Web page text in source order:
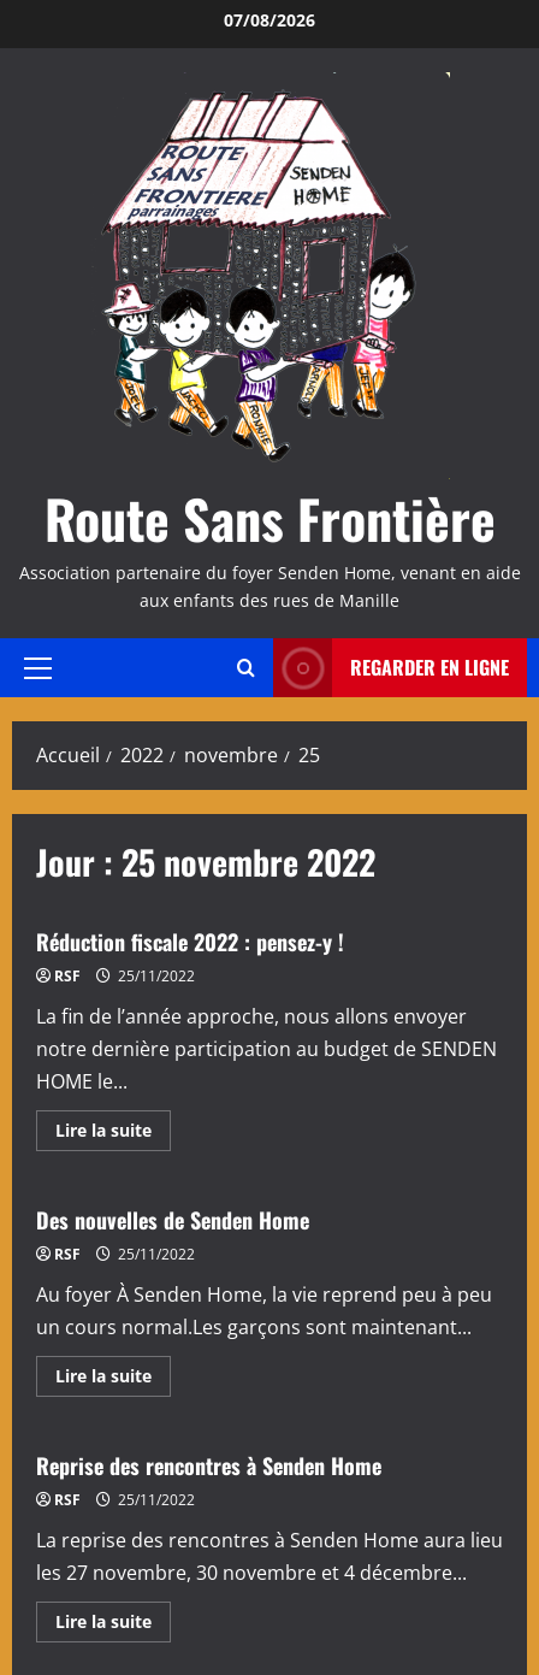
au
07/08/2026
Route Sans Frontière
Association partenaire du foyer Senden Home, venant en aide
aux enfants des rues de Manille
Menu
REGARDER EN LIGNE
Accueil 2022 novembre 25
Jour : 25 novembre 2022
Réduction fiscale 2022 : pensez-y !
RSF 25/11/2022
La fin de l’année approche, nous allons envoyer
notre dernière participation au budget de SENDEN
HOME le...
Lire la suiteEn
savoir
fiscale
2022
:
pensez-
!
Des nouvelles de Senden Home
RSF 25/11/2022
Au foyer À Senden Home, la vie reprend peu à peu
un cours normal.Les garçons sont maintenant...
Lire la suiteEn
savoir
nouvelles
de
Senden
Home
Reprise des rencontres à Senden Home
RSF 25/11/2022
La reprise des rencontres à Senden Home aura lieu
les 27 novembre, 30 novembre et 4 décembre...
Lire la suiteEn
savoir